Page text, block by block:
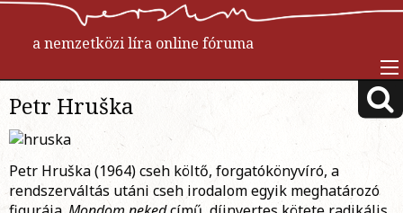
a nemzetközi líra online fóruma
Petr Hruška
Petr Hruška (1964) cseh költő, forgatókönyvíró, a
rendszerváltás utáni cseh irodalom egyik meghatározó